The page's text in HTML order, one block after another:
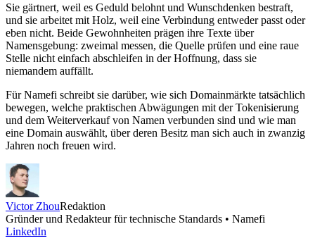
Sie gärtnert, weil es Geduld belohnt und Wunschdenken bestraft,
und sie arbeitet mit Holz, weil eine Verbindung entweder passt oder
eben nicht. Beide Gewohnheiten prägen ihre Texte über
Namensgebung: zweimal messen, die Quelle prüfen und eine raue
Stelle nicht einfach abschleifen in der Hoffnung, dass sie
niemandem auffällt.
Für Namefi schreibt sie darüber, wie sich Domainmärkte tatsächlich
bewegen, welche praktischen Abwägungen mit der Tokenisierung
und dem Weiterverkauf von Namen verbunden sind und wie man
eine Domain auswählt, über deren Besitz man sich auch in zwanzig
Jahren noch freuen wird.
Victor ZhouRedaktion
Gründer und Redakteur für technische Standards • Namefi
LinkedIn